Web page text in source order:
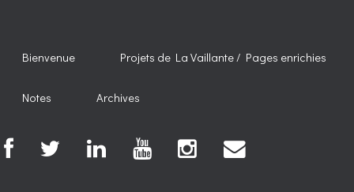
Bienvenue Projets de La Vaillante / Pages enrichies
Notes Archives